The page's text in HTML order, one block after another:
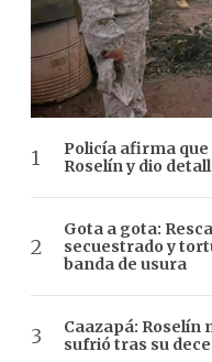
Policía afirma
Roselín y dio
Gota a gota:
secuestrado y
banda de usura
Caazapá: Roselín
sufrió tras su